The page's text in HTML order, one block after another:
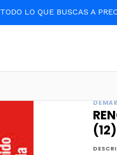
TODO LO QUE BUSCAS A
(12)